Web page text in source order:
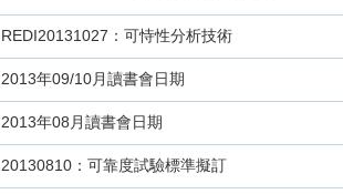
REDI20131027：可恃性分析技術
2013年09/10月讀書會日期
2013年08月讀書會日期
20130810：可靠度試驗標準擬訂